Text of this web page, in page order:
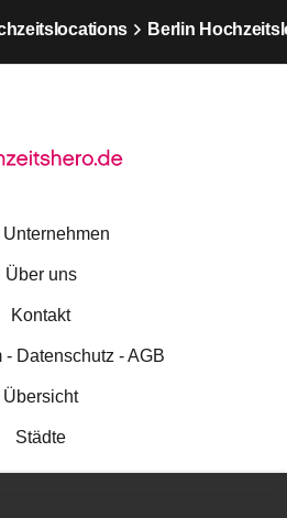
Berlin
Unternehmen
Über uns
Kontakt
- Datenschutz - AGB
Übersicht
Städte